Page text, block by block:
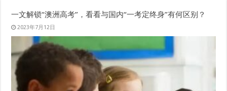
一文解锁“澳洲高考”，看看与国内“一考定终身”有何区别？
2023年7月12日